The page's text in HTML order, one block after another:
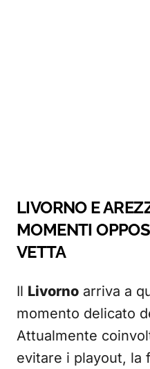
LIVORNO E
MOMENTI
VETTA
Il Livorno arriva a
momento delicato
Attualmente
evitare i playout, la